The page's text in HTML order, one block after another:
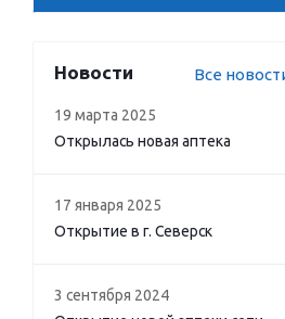
Новости Все
19 марта 2025
Открылась новая аптека
17 января 2025
Открытие в г. Северск
3 сентября 2024